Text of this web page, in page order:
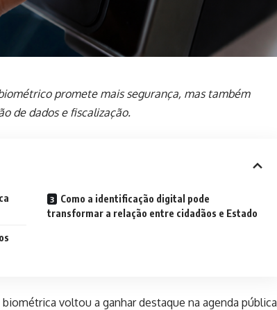
promete mais segurança, mas também
de dados e fiscalização.
Como a identificação digital pode
transformar a relação entre cidadãos e Estado
voltou a ganhar destaque na agenda pública